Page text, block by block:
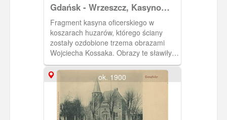
Gdańsk - Wrzeszcz, Kasyno
oficerskie w Koszarach Huzarów
Fragment kasyna oficerskiego w
koszarach huzarów, którego ściany
zostały ozdobione trzema obrazami
Wojciecha Kossaka. Obrazy te sławiły
zwycięstwa odniesione przez wojska
pruskie w XVIII i XIX w. Należały one do
cesarza Wilhelma II, na którego
zamówienie zostały namalowane przez
Kossaka. Cesarz podarował je
Huzarom. Przybył do Gdańska wraz z
ok. 1900